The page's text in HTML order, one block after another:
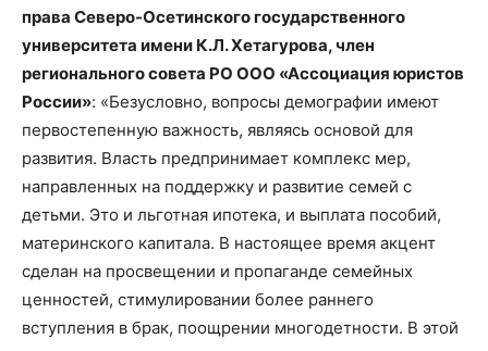
права Северо-Осетинского государственного
университета имени К.Л. Хетагурова, член
регионального совета РО ООО «Ассоциация юристов
России»: «Безусловно, вопросы демографии имеют
первостепенную важность, являясь основой для
развития. Власть предпринимает комплекс мер,
направленных на поддержку и развитие семей с
детьми. Это и льготная ипотека, и выплата пособий,
материнского капитала. В настоящее время акцент
сделан на просвещении и пропаганде семейных
ценностей, стимулировании более раннего
вступления в брак, поощрении многодетности. В этой